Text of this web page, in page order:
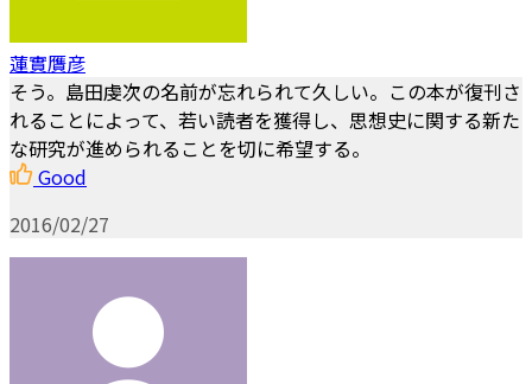
蓮實贋彦
そう。島田虔次の名前が忘れられて久しい。この本が復刊さ
れることによって、若い読者を獲得し、思想史に関する新た
な研究が進められることを切に希望する。
Good
2016/02/27